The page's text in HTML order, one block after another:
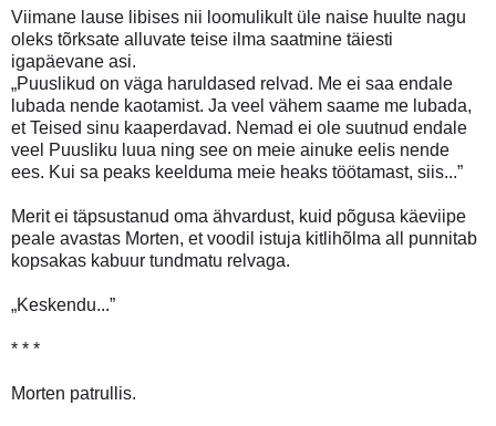
Viimane lause libises nii loomulikult üle naise huulte nagu
oleks tõrksate alluvate teise ilma saatmine täiesti
igapäevane asi.
„Puuslikud on väga haruldased relvad. Me ei saa endale
lubada nende kaotamist. Ja veel vähem saame me lubada,
et Teised sinu kaaperdavad. Nemad ei ole suutnud endale
veel Puusliku luua ning see on meie ainuke eelis nende
ees. Kui sa peaks keelduma meie heaks töötamast, siis...”
Merit ei täpsustanud oma ähvardust, kuid põgusa käeviipe
peale avastas Morten, et voodil istuja kitlihõlma all punnitab
kopsakas kabuur tundmatu relvaga.
„Keskendu...”
* * *
Morten patrullis.